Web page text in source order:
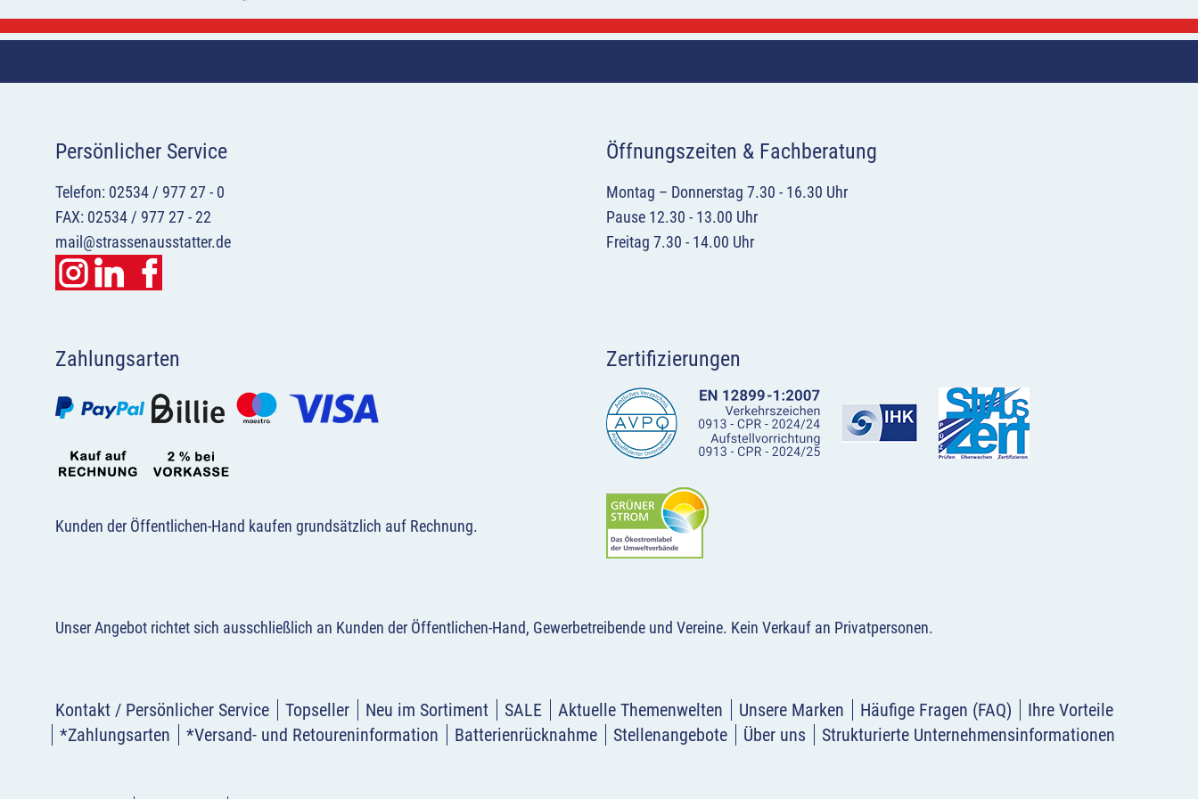
Persönlicher Service
Telefon: 02534 / 977 27 - 0
FAX: 02534 / 977 27 - 22
mail@strassenausstatter.de
Öffnungszeiten & Fachberatung
Montag – Donnerstag 7.30 - 16.30 Uhr
Pause 12.30 - 13.00 Uhr
Freitag 7.30 - 14.00 Uhr
Zahlungsarten
Kunden der Öffentlichen-Hand kaufen grundsätzlich auf Rechnung.
Zertifizierungen
Unser Angebot richtet sich ausschließlich an Kunden der Öffentlichen-Hand, Gewerbetreibende und Vereine. Kein Verkauf an Privatpersonen.
Kontakt / Persönlicher Service Topseller Neu im Sortiment SALE Aktuelle Themenwelten Unsere Marken Häufige Fragen (FAQ)
Ihre Vorteile
*Zahlungsarten
*Versand- und Retoureninformation Batterienrücknahme Stellenangebote Über uns Strukturierte Unternehmensinformationen